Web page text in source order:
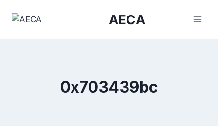
AECA
0x703439bc